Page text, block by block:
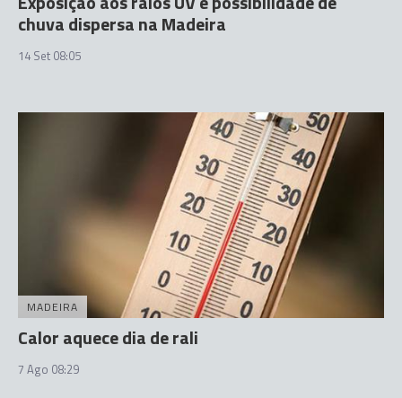
chuva dispersa na Madeira
14 Set 08:05
MADEIRA
Calor aquece dia de rali
7 Ago 08:29